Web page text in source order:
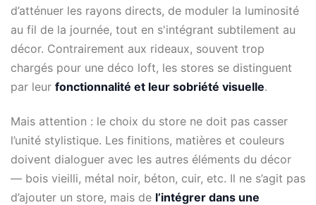
d’atténuer les rayons directs, de moduler la luminosité
au fil de la journée, tout en s'intégrant subtilement au
décor. Contrairement aux rideaux, souvent trop
chargés pour une déco loft, les stores se distinguent
par leur fonctionnalité et leur sobriété visuelle.
Mais attention : le choix du store ne doit pas casser
l’unité stylistique. Les finitions, matières et couleurs
doivent dialoguer avec les autres éléments du décor
— bois vieilli, métal noir, béton, cuir, etc. Il ne s’agit pas
d’ajouter un store, mais de l’intégrer dans une